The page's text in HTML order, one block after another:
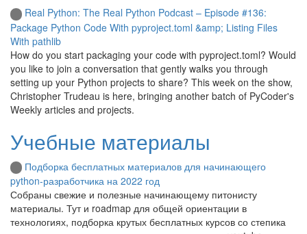
Real Python: The Real Python Podcast – Episode #136:
Package Python Code With pyproject.toml &amp; Listing Files
With pathlib
How do you start packaging your code with pyproject.toml? Would
you like to join a conversation that gently walks you through
setting up your Python projects to share? This week on the show,
Christopher Trudeau is here, bringing another batch of PyCoder's
Weekly articles and projects.
Учебные материалы
Подборка бесплатных материалов для начинающего
python-разработчика на 2022 год
Собраны свежие и полезные начинающему питонисту
материалы. Тут и roadmap для общей ориентации в
технологиях, подборка крутых бесплатных курсов со степика